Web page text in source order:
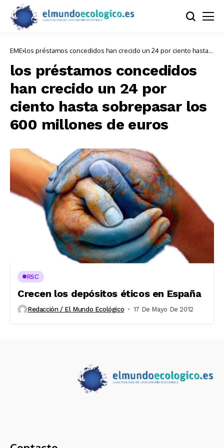
EME los préstamos concedidos han crecido un 24 por ciento hasta
los préstamos concedidos
han crecido un 24 por
ciento hasta sobrepasar los
600 millones de euros
RSC
Crecen los depósitos éticos en España
Redacción / El Mundo Ecológico 17 De Mayo De 2012